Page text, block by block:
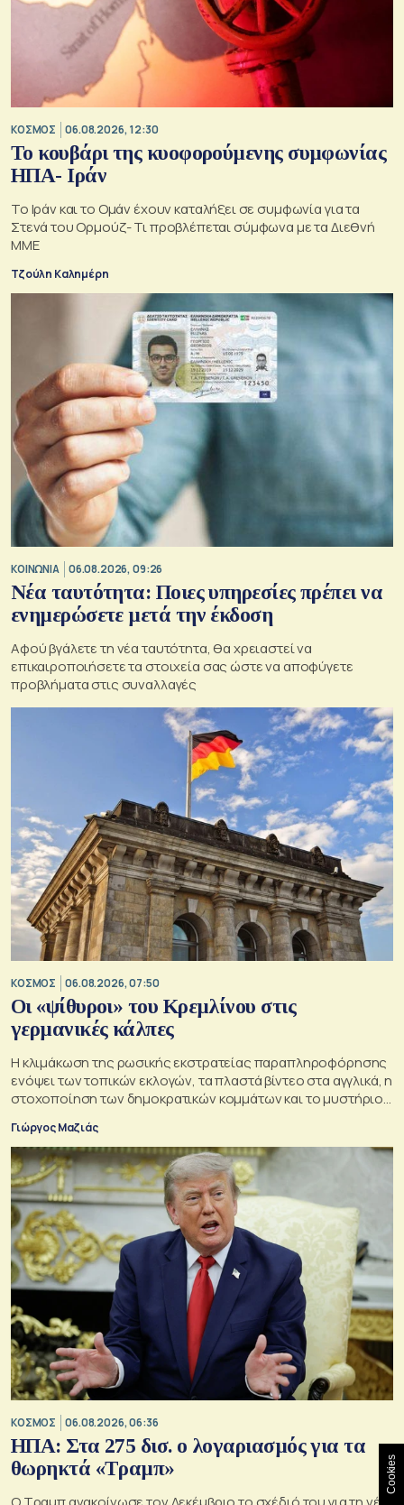
ΚΟΣΜΟΣ 06.08.2026, 12:30
Το κουβάρι της κυοφορούμενης συμφωνίας
ΗΠΑ- Ιράν
Το Ιράν και το Ομάν έχουν καταλήξει σε συμφωνία για τα
Στενά του Ορμούζ- Τι προβλέπεται σύμφωνα με τα Διεθνή
ΜΜΕ
Τζούλη Καλημέρη
ΚΟΙΝΩΝΙΑ 06.08.2026, 09:26
Νέα ταυτότητα: Ποιες υπηρεσίες πρέπει να
ενημερώσετε μετά την έκδοση
Αφού βγάλετε τη νέα ταυτότητα, θα χρειαστεί να
επικαιροποιήσετε τα στοιχεία σας ώστε να αποφύγετε
προβλήματα στις συναλλαγές
ΚΟΣΜΟΣ 06.08.2026, 07:50
Οι «ψίθυροι» του Κρεμλίνου στις
γερμανικές κάλπες
Η κλιμάκωση της ρωσικής εκστρατείας παραπληροφόρησης
ενόψει των τοπικών εκλογών, τα πλαστά βίντεο στα αγγλικά, η
στοχοποίηση των δημοκρατικών κομμάτων και το μυστήριο
Γιώργος Μαζιάς
ΚΟΣΜΟΣ 06.08.2026, 06:36
ΗΠΑ: Στα 275 δισ. ο λογαριασμός για τα
θωρηκτά «Τραμπ»
Cookies